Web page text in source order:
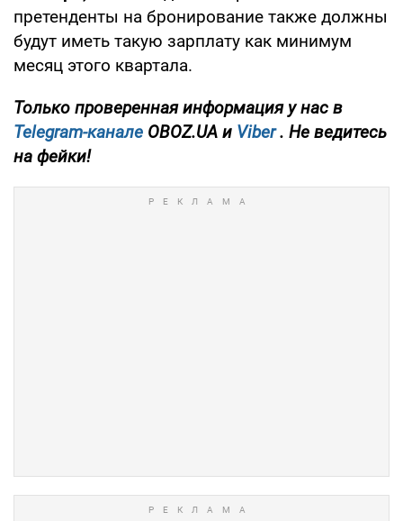
претенденты на бронирование также должны
будут иметь такую зарплату как минимум
месяц этого квартала.
Только проверенная информация у нас в
Telegram-канале OBOZ.UA и Viber . Не ведитесь
на фейки!